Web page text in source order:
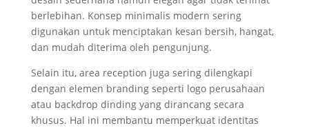
berlebihan. Konsep minimalis modern sering
digunakan untuk menciptakan kesan bersih, hangat,
dan mudah diterima oleh pengunjung.
Selain itu, area reception juga sering dilengkapi
dengan elemen branding seperti logo perusahaan
atau backdrop dinding yang dirancang secara
khusus. Hal ini membantu memperkuat identitas